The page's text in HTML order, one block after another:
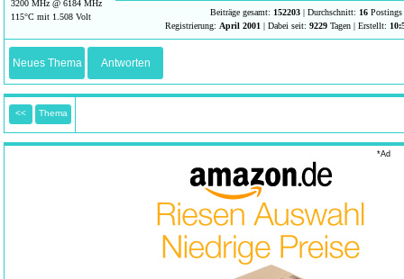
3200 MHz @ 6184 MHz
115°C mit 1.508 Volt
Beiträge gesamt: 152203 | Durchschnitt: 16 Postings
Registrierung: April 2001 | Dabei seit: 9229Tagen | Erstellt:
Neues Thema Antworten
<< Thema
*Ad